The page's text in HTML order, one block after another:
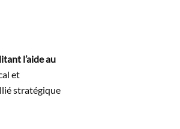
l’aide au
et
stratégique